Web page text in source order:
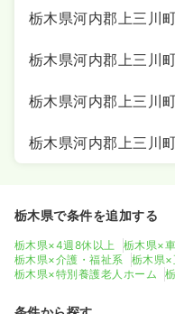
栃木県河内郡上三川
栃木県河内郡上三川
栃木県河内郡上三川
栃木県河内郡上三川
栃木県で条件を追加する
栃木県×4週8休以上
栃木県×
栃木県×介護・福祉系
栃木県×
栃木県×特別養護老人ホーム